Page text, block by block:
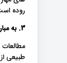
روده
3. به مبارزه با سرطان کمک می‌کند
طبیعی